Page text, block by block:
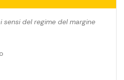
sensi del regime del margine